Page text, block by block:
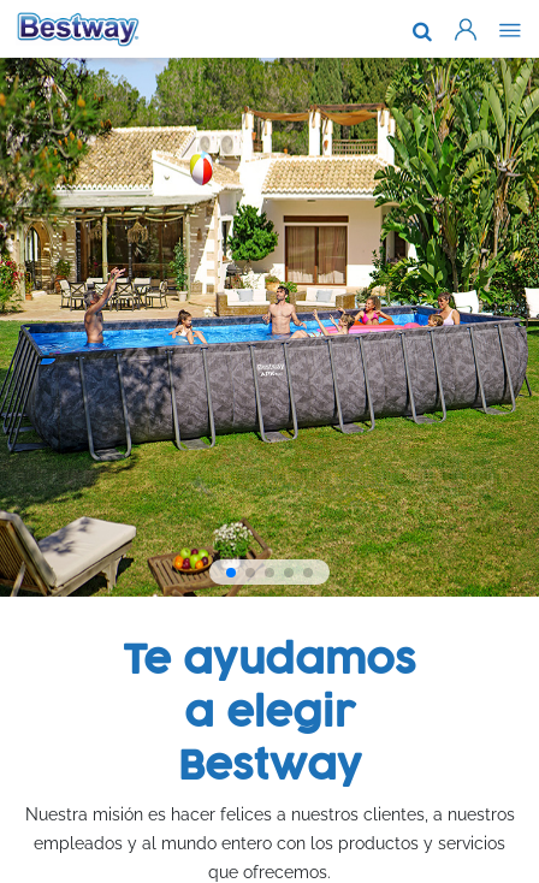
Nosotros
Marcas y
Soporte
Dónde
Blog
Garantia
Trabaja
Te ayudamos
a elegir
Bestway
Nuestra misión es hacer felices a nuestros clientes, a nuestros
empleados y al mundo entero con los productos y servicios
que ofrecemos.